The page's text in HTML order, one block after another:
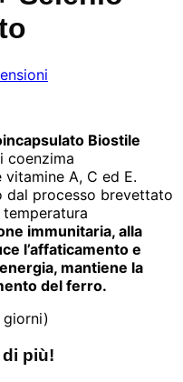
Biostile
coenzima
A, C ed E.
dal processo brevettato
immunitaria, alla
l’affaticamento e
mantiene la
del ferro.
più!